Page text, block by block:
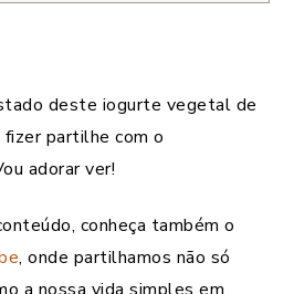
deste iogurte vegetal de
partilhe com o
adorar ver!
conheça também o
, onde partilhamos não só